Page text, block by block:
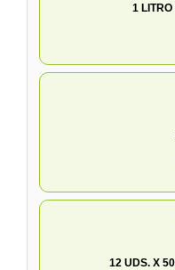
1
12 UDS. X